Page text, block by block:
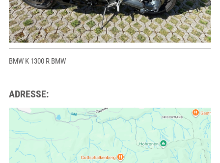
BMW K 1300 R BMW
ADRESSE: